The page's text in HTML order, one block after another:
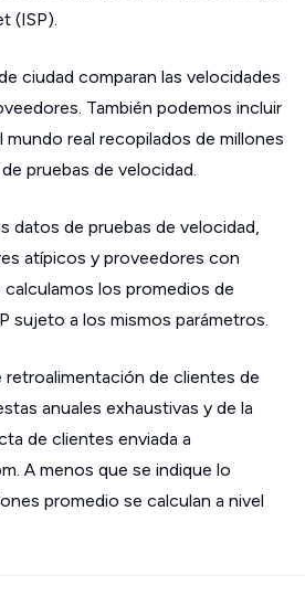
(ISP).
ciudad comparan las velocidades
También podemos incluir
mundo real recopilados de millones
pruebas de velocidad.
datos de pruebas de velocidad,
atípicos y proveedores con
los promedios de
sujeto a los mismos parámetros.
retroalimentación de clientes de
anuales exhaustivas y de la
de clientes enviada a
A menos que se indique lo
promedio se calculan a nivel